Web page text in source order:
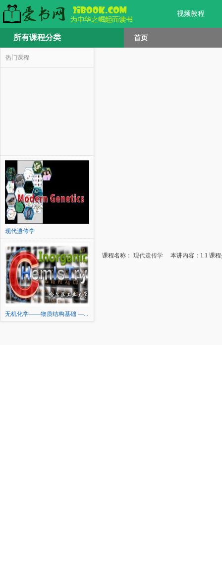
视频教程
所有课程分类 首页
热门课程
现代遗传学
无机化学——物质结构基础 —...
课程名称： 现代遗传学 本讲内容：1.1 课程